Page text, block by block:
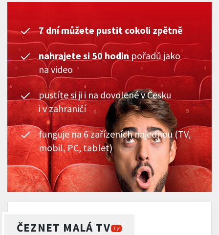
7 dní můžete pustit cokoli zpětně
nahrajete si 50 hodin pořadů jako
na video
pustíte si ji i na dovolené v Česku
i v zahraničí
funguje na 6 zařízeních najednou (TV,
mobil, PC, tablet)
ČEZNET MALÁ TV TV